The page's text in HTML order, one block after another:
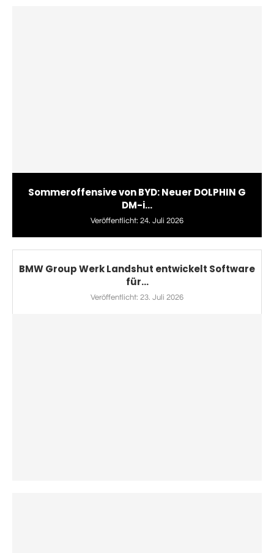
Sommeroffensive von BYD: Neuer DOLPHIN G
DM-i...
Veröffentlicht: 24. Juli 2026
BMW Group Werk Landshut entwickelt Software
für...
Veröffentlicht: 23. Juli 2026